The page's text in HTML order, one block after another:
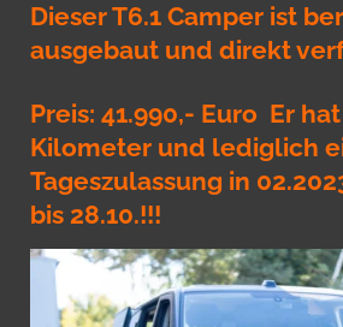
Dieser T6.1 Camper ist
ausgebaut und direkt
Preis: 41.990,- Euro Er
Kilometer und lediglich
Tageszulassung in
bis 28.10.!!!